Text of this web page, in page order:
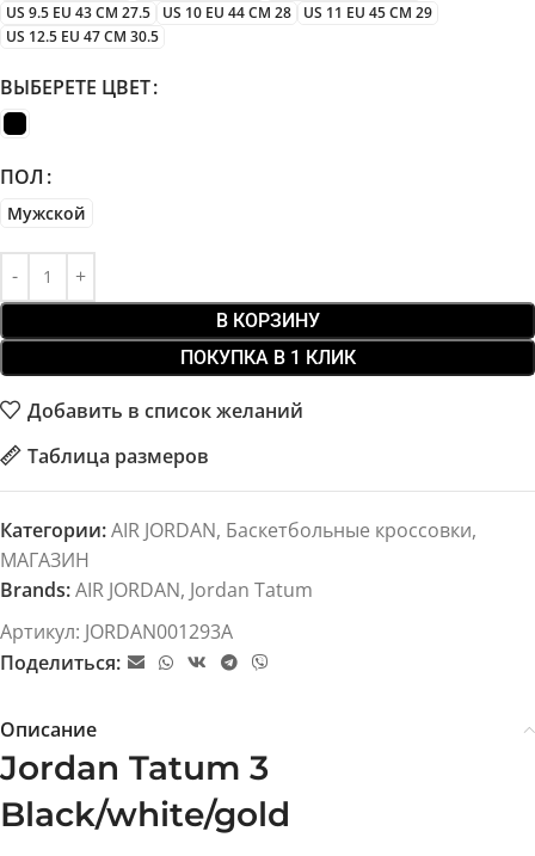
US 9.5 EU 43 CM 27.5
US 10 EU 44 CM 28
US 11 EU 45 CM 29
US 12.5 EU 47 CM 30.5
ВЫБЕРЕТЕ ЦВЕТ
ПОЛ
Мужской
В КОРЗИНУ
ПОКУПКА В 1 КЛИК
Добавить в список желаний
Таблица размеров
Категории:AIR JORDAN, Баскетбольные кроссовки,
МАГАЗИН
Brands:AIR JORDAN, Jordan Tatum
Артикул: JORDAN001293A
Поделиться:
Описание
Jordan Tatum 3
Black/white/gold